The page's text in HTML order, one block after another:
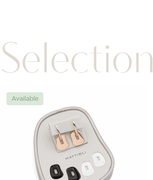
Selection
Available